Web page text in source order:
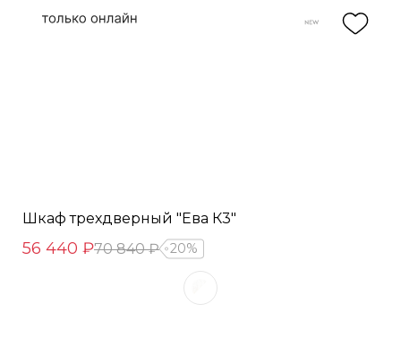
Шкаф трехдверный "Ева К3"
56 440 ₽70 840 ₽ 20%